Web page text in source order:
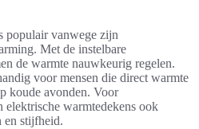
populair vanwege zijn
Met de instelbare
de warmte nauwkeurig regelen.
voor mensen die direct warmte
koude avonden. Voor
elektrische warmtedekens ook
en stijfheid.